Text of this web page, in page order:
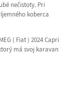
nečistoty. Pri
koberca
( Fiat ) 2024 Capri
má svoj karavan